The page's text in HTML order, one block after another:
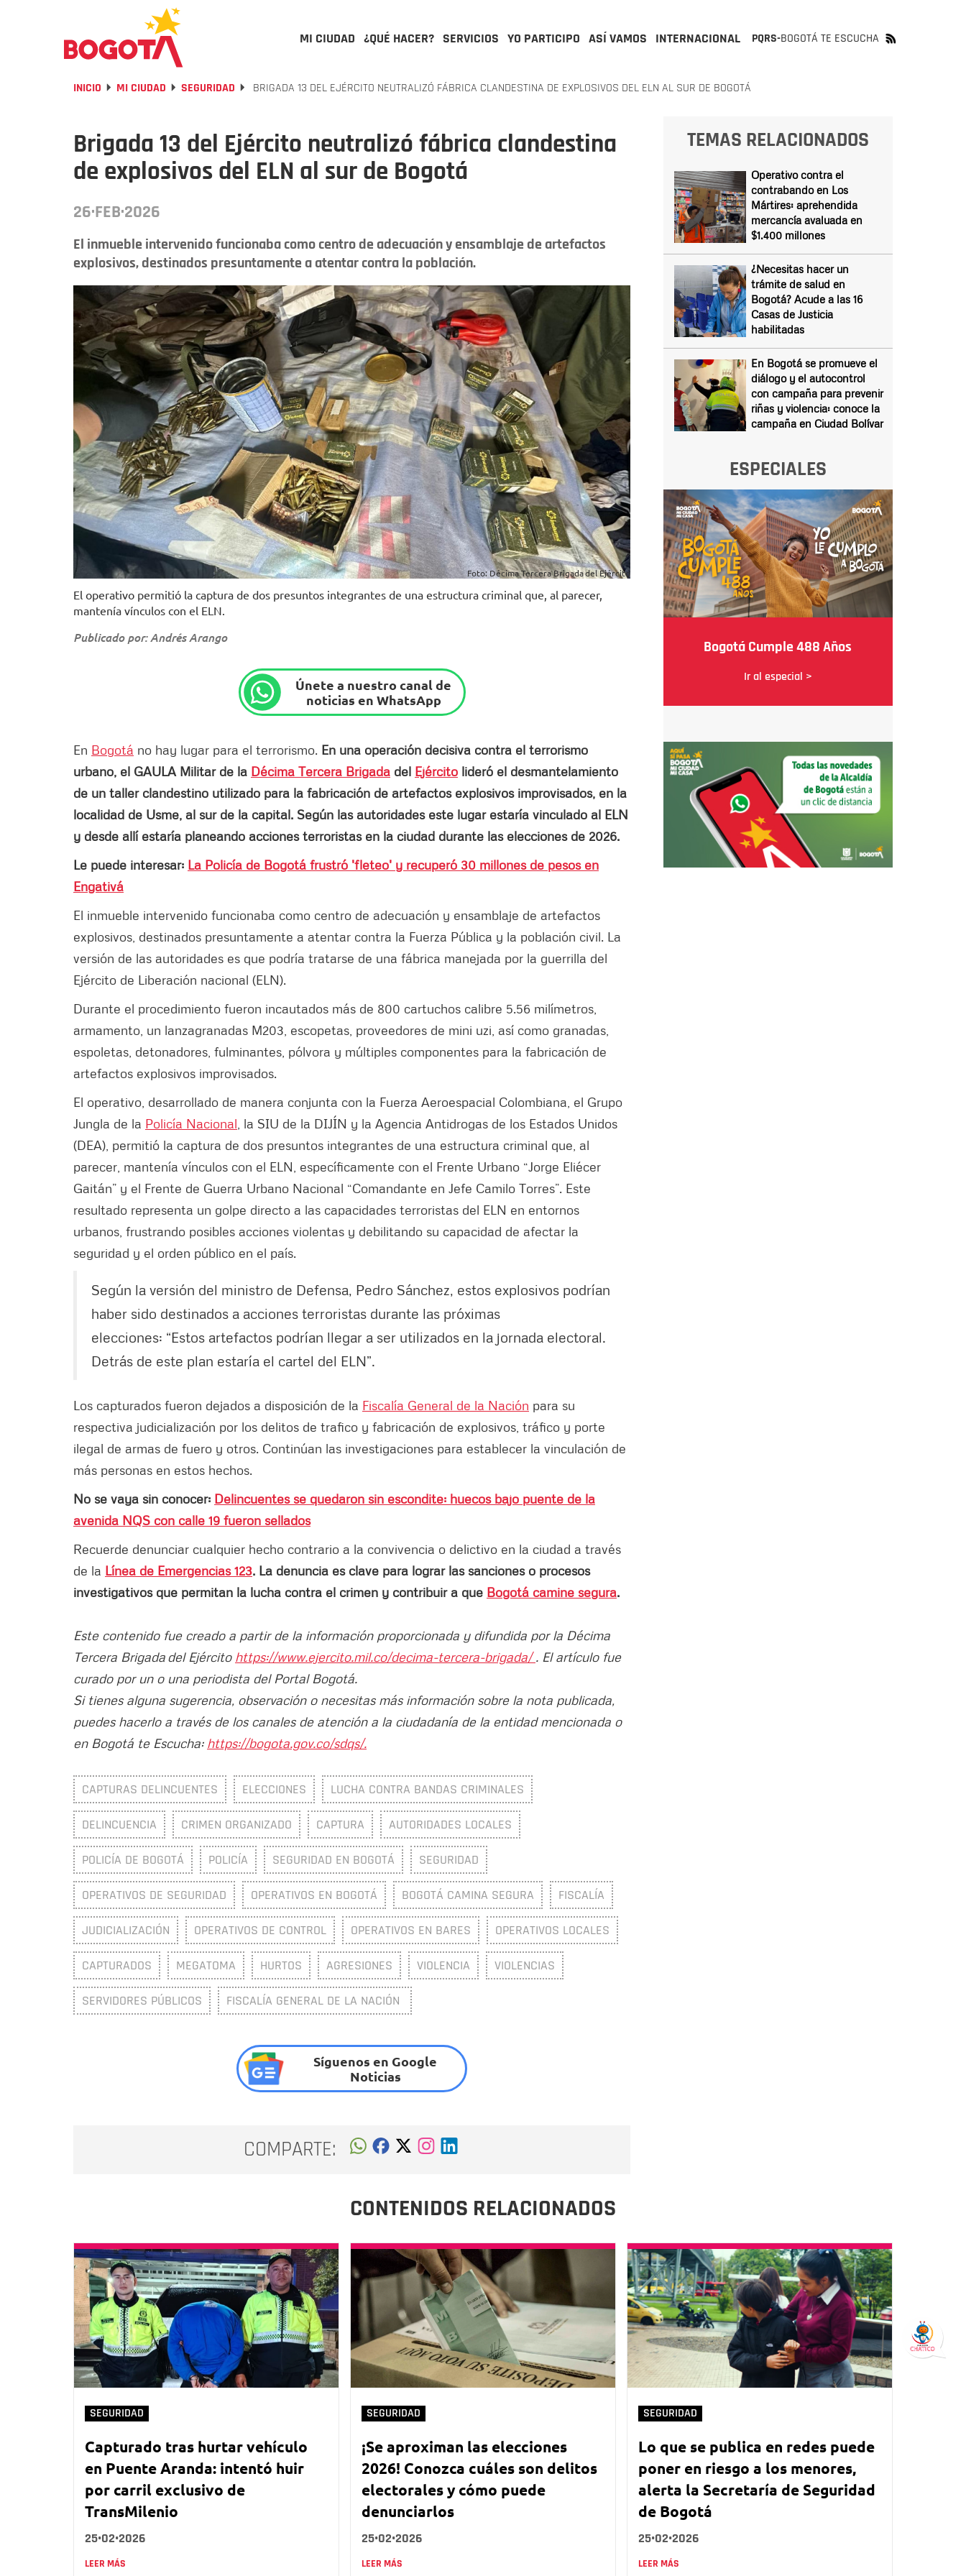
MI CIUDAD ¿QUÉ HACER? SERVICIOS YO PARTICIPO ASÍ VAMOS INTERNACIONAL PQRS-BOGOTÁ TE ESCUCHA
INICIO MI CIUDAD SEGURIDAD BRIGADA 13 DEL EJÉRCITO NEUTRALIZÓ FÁBRICA CLANDESTINA DE EXPLOSIVOS DEL ELN AL SUR DE BOGOTÁ
Brigada 13 del Ejército neutralizó fábrica clandestina
de explosivos del ELN al sur de Bogotá
26·FEB·2026
El inmueble intervenido funcionaba como centro de adecuación y ensamblaje de artefactos
explosivos, destinados presuntamente a atentar contra la población.
Foto: Décima Tercera Brigada del Ejército
El operativo permitió la captura de dos presuntos integrantes de una estructura criminal que, al parecer,
mantenía vínculos con el ELN.
Publicado por: Andrés Arango
Únete a nuestro canal de
noticias en WhatsApp
En Bogotá no hay lugar para el terrorismo. En una operación decisiva contra el terrorismo
urbano, el GAULA Militar de la Décima Tercera Brigada del Ejército lideró el desmantelamiento
de un taller clandestino utilizado para la fabricación de artefactos explosivos improvisados, en la
localidad de Usme, al sur de la capital. Según las autoridades este lugar estaría vinculado al ELN
y desde allí estaría planeando acciones terroristas en la ciudad durante las elecciones de 2026.
Le puede interesar: La Policía de Bogotá frustró 'fleteo' y recuperó 30 millones de pesos en
Engativá
El inmueble intervenido funcionaba como centro de adecuación y ensamblaje de artefactos
explosivos, destinados presuntamente a atentar contra la Fuerza Pública y la población civil. La
versión de las autoridades es que podría tratarse de una fábrica manejada por la guerrilla del
Ejército de Liberación nacional (ELN).
Durante el procedimiento fueron incautados más de 800 cartuchos calibre 5.56 milímetros,
armamento, un lanzagranadas M203, escopetas, proveedores de mini uzi, así como granadas,
espoletas, detonadores, fulminantes, pólvora y múltiples componentes para la fabricación de
artefactos explosivos improvisados.
El operativo, desarrollado de manera conjunta con la Fuerza Aeroespacial Colombiana, el Grupo
Jungla de la Policía Nacional , la SIU de la DIJÍN y la Agencia Antidrogas de los Estados Unidos
(DEA), permitió la captura de dos presuntos integrantes de una estructura criminal que, al
parecer, mantenía vínculos con el ELN, específicamente con el Frente Urbano “Jorge Eliécer
Gaitán” y el Frente de Guerra Urbano Nacional “Comandante en Jefe Camilo Torres”. Este
resultado representa un golpe directo a las capacidades terroristas del ELN en entornos
urbanos, frustrando posibles acciones violentas y debilitando su capacidad de afectar la
seguridad y el orden público en el país.
Según la versión del ministro de Defensa, Pedro Sánchez, estos explosivos podrían
haber sido destinados a acciones terroristas durante las próximas
elecciones: “Estos artefactos podrían llegar a ser utilizados en la jornada electoral.
Detrás de este plan estaría el cartel del ELN”.
Los capturados fueron dejados a disposición de la Fiscalía General de la Nación para su
respectiva judicialización por los delitos de trafico y fabricación de explosivos, tráfico y porte
ilegal de armas de fuero y otros. Continúan las investigaciones para establecer la vinculación de
más personas en estos hechos.
No se vaya sin conocer: Delincuentes se quedaron sin escondite: huecos bajo puente de la
avenida NQS con calle 19 fueron sellados
Recuerde denunciar cualquier hecho contrario a la convivencia o delictivo en la ciudad a través
de la Línea de Emergencias 123. La denuncia es clave para lograr las sanciones o procesos
investigativos que permitan la lucha contra el crimen y contribuir a que Bogotá camine segura.
Este contenido fue creado a partir de la información proporcionada y difundida por la Décima
Tercera Brigada del Ejército https://www.ejercito.mil.co/decima-tercera-brigada/. El artículo fue
curado por un o una periodista del Portal Bogotá.
Si tienes alguna sugerencia, observación o necesitas más información sobre la nota publicada,
puedes hacerlo a través de los canales de atención a la ciudadanía de la entidad mencionada o
en Bogotá te Escucha: https://bogota.gov.co/sdqs/.
CAPTURAS DELINCUENTES ELECCIONES LUCHA CONTRA BANDAS CRIMINALES
DELINCUENCIA CRIMEN ORGANIZADO CAPTURA AUTORIDADES LOCALES
POLICÍA DE BOGOTÁ POLICÍA SEGURIDAD EN BOGOTÁ SEGURIDAD
OPERATIVOS DE SEGURIDAD OPERATIVOS EN BOGOTÁ BOGOTÁ CAMINA SEGURA FISCALÍA
JUDICIALIZACIÓN OPERATIVOS DE CONTROL OPERATIVOS EN BARES OPERATIVOS LOCALES
CAPTURADOS MEGATOMA HURTOS AGRESIONES VIOLENCIA VIOLENCIAS
SERVIDORES PÚBLICOS FISCALÍA GENERAL DE LA NACIÓN
Síguenos en Google
Noticias
COMPARTE:
TEMAS RELACIONADOS
Operativo contra el
contrabando en Los
Mártires: aprehendida
mercancía avaluada en
$1.400 millones
¿Necesitas hacer un
trámite de salud en
Bogotá? Acude a las 16
Casas de Justicia
habilitadas
En Bogotá se promueve el
diálogo y el autocontrol
con campaña para prevenir
riñas y violencia: conoce la
campaña en Ciudad Bolívar
ESPECIALES
Bogotá Cumple 488 Años
Ir al especial >
CONTENIDOS RELACIONADOS
SEGURIDAD
Capturado tras hurtar vehículo
en Puente Aranda: intentó huir
por carril exclusivo de
TransMilenio
25•02•2026
LEER MÁS
SEGURIDAD
¡Se aproximan las elecciones
2026! Conozca cuáles son delitos
electorales y cómo puede
denunciarlos
25•02•2026
LEER MÁS
SEGURIDAD
Lo que se publica en redes puede
poner en riesgo a los menores,
alerta la Secretaría de Seguridad
de Bogotá
25•02•2026
LEER MÁS